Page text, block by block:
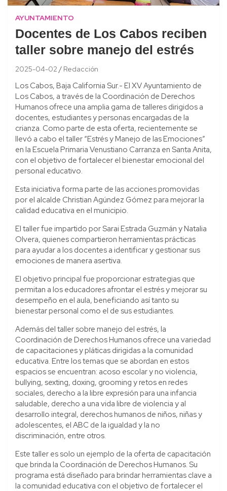
AYUNTAMIENTO
Docentes de Los Cabos reciben
taller sobre manejo del estrés
2025-04-02 Redacción
Los Cabos, Baja California Sur.- El XV Ayuntamiento de
Los Cabos, a través de la Coordinación de Derechos
Humanos ofrece una amplia gama de talleres dirigidos a
docentes, estudiantes y personas encargadas de la
crianza. Como parte de esta oferta, recientemente se
llevó a cabo el taller “Estrés y Manejo de las Emociones”
en la Escuela Primaria Venustiano Carranza en Santa Anita,
con el objetivo de fortalecer el bienestar emocional del
personal educativo.
Esta iniciativa forma parte de las acciones promovidas
por el alcalde Christian Agúndez Gómez para mejorar la
calidad educativa en el municipio.
El taller fue impartido por Sarai Estrada Guzmán y Natalia
Olvera, quienes compartieron herramientas prácticas
para ayudar a los docentes a identificar y gestionar sus
emociones de manera asertiva.
El objetivo principal fue proporcionar estrategias que
permitan a los educadores afrontar el estrés y mejorar su
desempeño en el aula, beneficiando así tanto su
bienestar personal como el de sus estudiantes.
Además del taller sobre manejo del estrés, la
Coordinación de Derechos Humanos ofrece una variedad
de capacitaciones y pláticas dirigidas a la comunidad
educativa. Entre los temas que se abordan en estos
espacios se encuentran: acoso escolar y no violencia,
bullying, sexting, doxing, grooming y retos en redes
sociales, derecho a la libre expresión para una infancia
saludable, derecho a una vida libre de violencia y al
desarrollo integral, derechos humanos de niños, niñas y
adolescentes, el ABC de la igualdad y la no
discriminación, entre otros.
Este taller es solo un ejemplo de la oferta de capacitación
que brinda la Coordinación de Derechos Humanos. Su
programa está diseñado para brindar herramientas clave a
la comunidad educativa con el objetivo de fortalecer el